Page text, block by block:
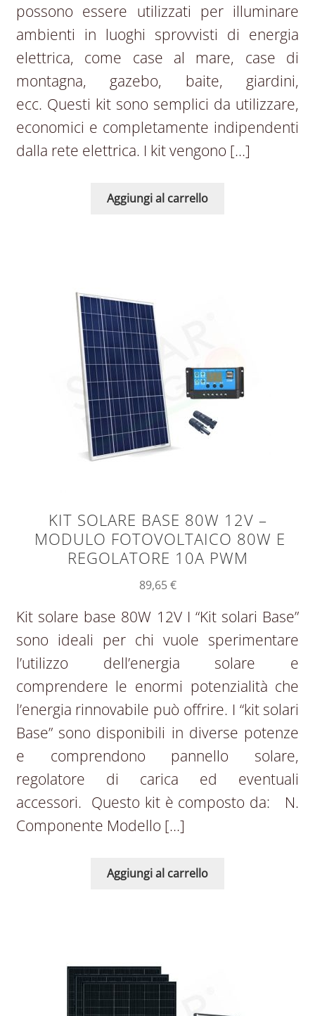
possono essere utilizzati per illuminare
ambienti in luoghi sprovvisti di energia
elettrica, come case al mare, case di
montagna, gazebo, baite, giardini,
ecc. Questi kit sono semplici da utilizzare,
economici e completamente indipendenti
dalla rete elettrica. I kit vengono […]
Aggiungi al carrello
KIT SOLARE BASE 80W 12V –
MODULO FOTOVOLTAICO 80W E
REGOLATORE 10A PWM
89,65€
Kit solare base 80W 12V I “Kit solari Base”
sono ideali per chi vuole sperimentare
l’utilizzo dell’energia solare e
comprendere le enormi potenzialità che
l’energia rinnovabile può offrire. I “kit solari
Base” sono disponibili in diverse potenze
e comprendono pannello solare,
regolatore di carica ed eventuali
accessori. Questo kit è composto da: N.
Componente Modello […]
Aggiungi al carrello